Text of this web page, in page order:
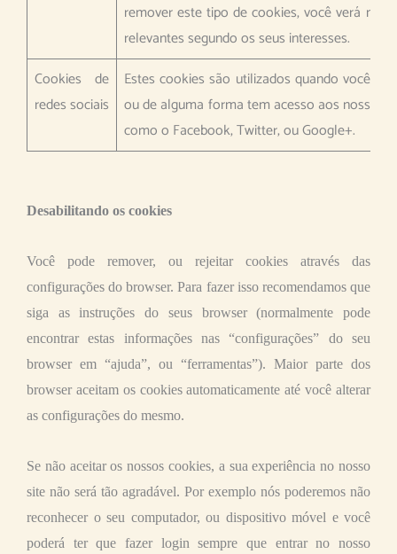
remover este tipo de cookies, você verá na
relevantes segundo os seus interesses.
Cookies de
redes sociais
Estes cookies são utilizados quando você
ou de alguma forma tem acesso aos nossos
como o Facebook, Twitter, ou Google+.
Desabilitando os cookies
Você pode remover, ou rejeitar cookies através das
configurações do browser. Para fazer isso recomendamos que
siga as instruções do seus browser (normalmente pode
encontrar estas informações nas “configurações” do seu
browser em “ajuda”, ou “ferramentas”). Maior parte dos
browser aceitam os cookies automaticamente até você alterar
as configurações do mesmo.
Se não aceitar os nossos cookies, a sua experiência no nosso
site não será tão agradável. Por exemplo nós poderemos não
reconhecer o seu computador, ou dispositivo móvel e você
poderá ter que fazer login sempre que entrar no nosso